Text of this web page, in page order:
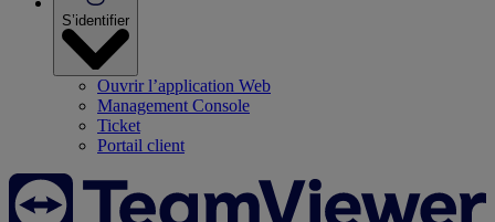
S’identifier
Ouvrir l’application Web
Management Console
Ticket
Portail client